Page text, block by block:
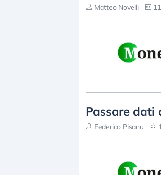
Matteo Novelli
Passare dati
Federico Pisanu